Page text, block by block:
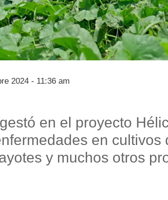
2024 - 11:36 am
en el proyecto
en cultivos
y muchos otros